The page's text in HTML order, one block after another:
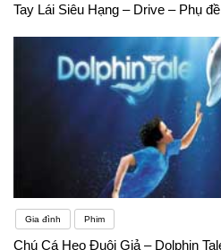
Tay Lái Siêu Hạng – Drive – Phụ
Gia đình Phim
Chú Cá Heo Đuôi Giả – Dolphin